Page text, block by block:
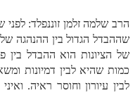
הרב שלמה זלמן זוננפלד:
שההבדל הגדול בין ההנהגה של
של הציונות הוא ההבדל בין
כמות שהיא לבין דמיונות
לבין עיורון וחוסר ראיה.